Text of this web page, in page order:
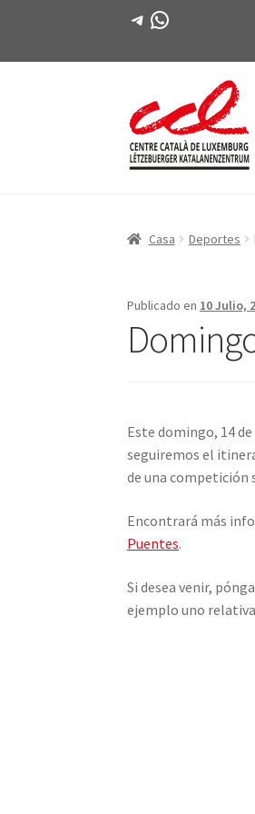
Telegrama
WhatsApp
Saltar
a
saltar
al
Casa Deportes
Publicado en 10 Julio,
Este domingo, 14
seguiremos el
de una competición
Encontrará más
Puentes.
Si desea venir,
ejemplo uno